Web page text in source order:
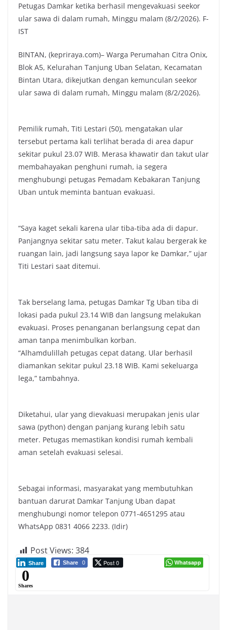
Petugas Damkar ketika berhasil mengevakuasi seekor
ular sawa di dalam rumah, Minggu malam (8/2/2026). F-
IST
BINTAN, (kepriraya.com)– Warga Perumahan Citra Onix,
Blok A5, Kelurahan Tanjung Uban Selatan, Kecamatan
Bintan Utara, dikejutkan dengan kemunculan seekor
ular sawa di dalam rumah, Minggu malam (8/2/2026).
Pemilik rumah, Titi Lestari (50), mengatakan ular
tersebut pertama kali terlihat berada di area dapur
sekitar pukul 23.07 WIB. Merasa khawatir dan takut ular
membahayakan penghuni rumah, ia segera
menghubungi petugas Pemadam Kebakaran Tanjung
Uban untuk meminta bantuan evakuasi.
“Saya kaget sekali karena ular tiba-tiba ada di dapur.
Panjangnya sekitar satu meter. Takut kalau bergerak ke
ruangan lain, jadi langsung saya lapor ke Damkar,” ujar
Titi Lestari saat ditemui.
Tak berselang lama, petugas Damkar Tg Uban tiba di
lokasi pada pukul 23.14 WIB dan langsung melakukan
evakuasi. Proses penanganan berlangsung cepat dan
aman tanpa menimbulkan korban.
“Alhamdulillah petugas cepat datang. Ular berhasil
diamankan sekitar pukul 23.18 WIB. Kami sekeluarga
lega,” tambahnya.
Diketahui, ular yang dievakuasi merupakan jenis ular
sawa (python) dengan panjang kurang lebih satu
meter. Petugas memastikan kondisi rumah kembali
aman setelah evakuasi selesai.
Sebagai informasi, masyarakat yang membutuhkan
bantuan darurat Damkar Tanjung Uban dapat
menghubungi nomor telepon 0771-4651295 atau
WhatsApp 0831 4066 2233. (Idir)
Post Views: 384
Share 0 Post 0
Share Whatsapp
0
Shares